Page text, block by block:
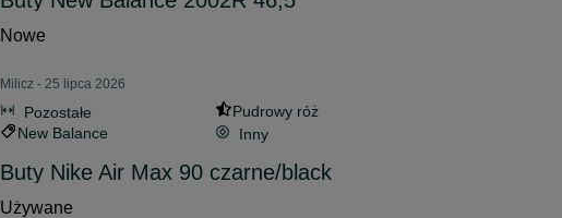
Nowe
Milicz - 25 lipca 2026
Pozostałe
Pudrowy róż
New Balance
Inny
Buty Nike Air Max 90 czarne/black
Używane